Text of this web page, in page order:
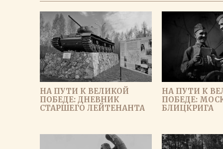
НА ПУТИ К ВЕЛИКОЙ
ПОБЕДЕ: ДНЕВНИК
СТАРШЕГО ЛЕЙТЕНАНТА
НА ПУТИ К
ПОБЕДЕ:
БЛИЦКРИГА